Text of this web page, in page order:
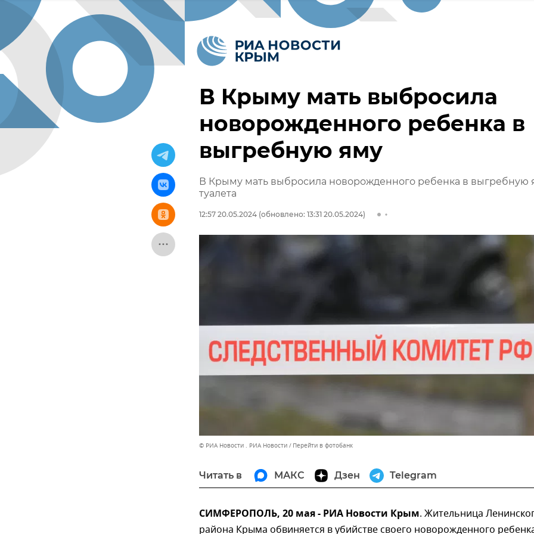
В Крыму мать выбросила
новорожденного ребенка в
выгребную яму
В Крыму мать выбросила новорожденного ребенка в выгребную
туалета
12:57 20.05.2024 (обновлено: 13:31 20.05.2024)
© РИА Новости . РИА Новости Перейти в фотобанк
Читать в МАКС Дзен Telegram
СИМФЕРОПОЛЬ, 20 мая - РИА Новости Крым. Жительница
района Крыма обвиняется в убийстве своего новорожденного